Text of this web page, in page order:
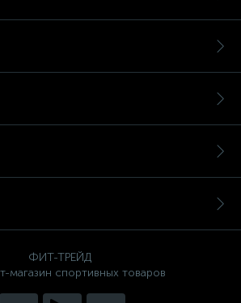
ФИТ-ТРЕЙД
магазин спортивных товаров